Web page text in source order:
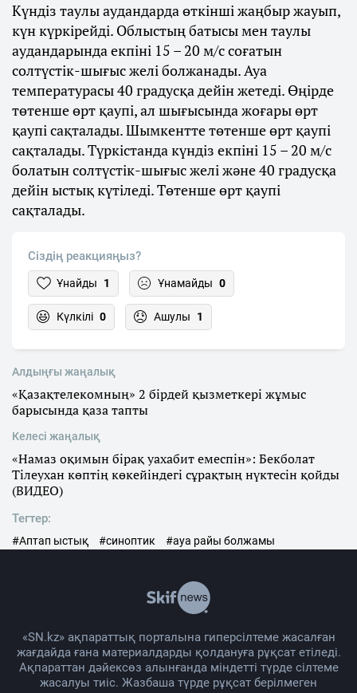
Күндіз таулы аудандарда өткінші жаңбыр жауып,
күн күркірейді. Облыстың батысы мен таулы
аудандарында екпіні 15 – 20 м/с соғатын
солтүстік-шығыс желі болжанады. Ауа
температурасы 40 градусқа дейін жетеді. Өңірде
төтенше өрт қаупі, ал шығысында жоғары өрт
қаупі сақталады. Шымкентте төтенше өрт қаупі
сақталады. Түркістанда күндіз екпіні 15 – 20 м/с
болатын солтүстік-шығыс желі және 40 градусқа
дейін ыстық күтіледі. Төтенше өрт қаупі
сақталады.
Сіздің реакцияңыз?
Ұнайды 1 Ұнамайды 0
Күлкілі 0 Ашулы 1
Алдыңғы жаңалық
«Қазақтелекомның» 2 бірдей қызметкері жұмыс
барысында қаза тапты
Келесі жаңалық
«Намаз оқимын бірақ уахабит емеспін»: Бекболат
Тілеухан көптің көкейіндегі сұрақтың нүктесін қойды
(ВИДЕО)
Тегтер:
#Аптап ыстық #синоптик #ауа райы болжамы
«SN.kz» ақпараттық порталына гиперсілтеме жасалған
жағдайда ғана материалдарды қолдануға рұқсат етіледі.
Ақпараттан дәйексөз алынғанда міндетті түрде сілтеме
жасалуы тиіс. Жазбаша түрде рұқсат берілмеген